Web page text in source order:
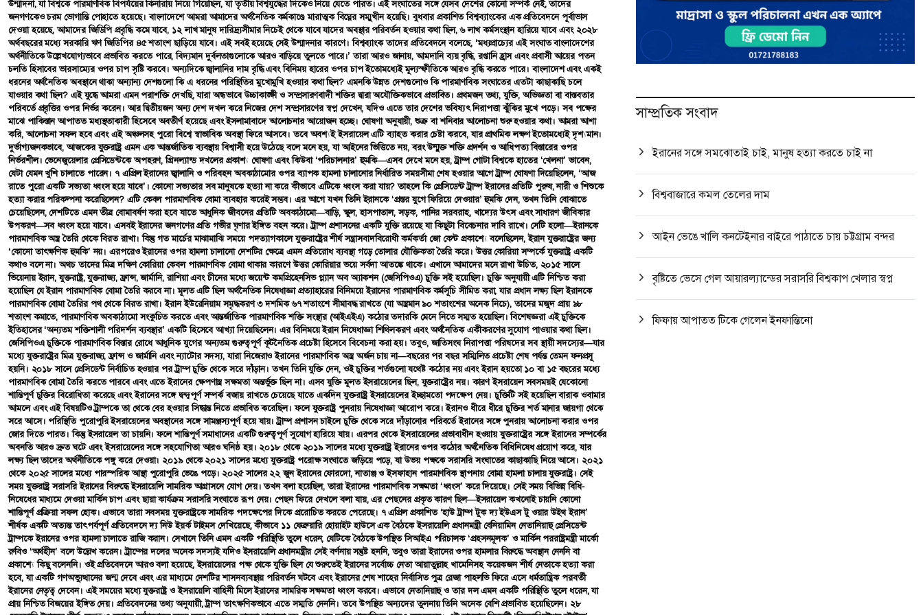
সাম্প্রতিক সংবাদ
ইরানের সঙ্গে সমঝোতাই চাই, মানুষ হত্যা করতে চাই না
বিশ্ববাজারে কমল তেলের দাম
আইন ভেঙে খালি কনটেইনার বাইরে পাঠাতে চায় চট্টগ্রাম বন্দর
বৃষ্টিতে ভেসে গেল আয়ারল্যান্ডের সরাসরি বিশ্বকাপ খেলার স্বপ্ন
ফিফায় আপাতত টিকে গেলেন ইনফান্তিনো